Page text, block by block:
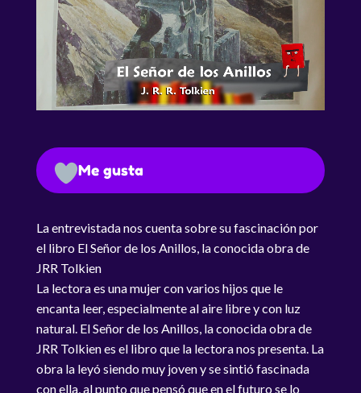
Me gusta
La entrevistada nos cuenta sobre su fascinación por
el libro El Señor de los Anillos, la conocida obra de
JRR Tolkien
La lectora es una mujer con varios hijos que le
encanta leer, especialmente al aire libre y con luz
natural. El Señor de los Anillos, la conocida obra de
JRR Tolkien es el libro que la lectora nos presenta. La
obra la leyó siendo muy joven y se sintió fascinada
con ella, al punto que pensó que en el futuro se lo